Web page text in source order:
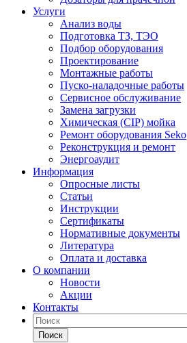
Услуги
Анализ воды
Подготовка ТЗ, ТЭО
Подбор оборудования
Проектирование
Монтажные работы
Пуско-наладочные работы
Сервисное обслуживание
Замена загрузки
Химическая (CIP) мойка
Ремонт оборудования Seko
Реконструкция и ремонт
Энергоаудит
Информация
Опросные листы
Статьи
Инструкции
Сертификаты
Нормативные документы
Литература
Оплата и доставка
О компании
Новости
Акции
Контакты
Поиск